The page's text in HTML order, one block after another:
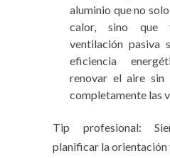
aluminio que no
calor, sino que
ventilación pasiva
eficiencia
renovar el aire sin
completamente las
Tip profesional:
planificar la orientación